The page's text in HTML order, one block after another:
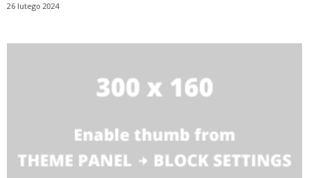
26 lutego 2024